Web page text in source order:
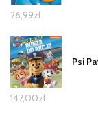
26,99zł
Psi
147,00zł